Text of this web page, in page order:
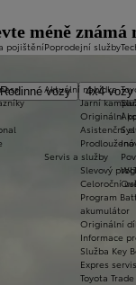
Rodinné vozy 4x4 vozy
pojištěníPoprodejní služby
Aktuální nabídka
Jarní
Originální
Asistenční
Servis a služby
Slevový
Celoroční
Program
akumulátor
Originální
Informace
Služba Key
Expres servis
Toyota
méně známá